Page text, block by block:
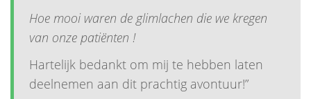
Hoe mooi waren de glimlachen die we kregen
van onze patiënten !
Hartelijk bedankt om mij te hebben laten
deelnemen aan dit prachtig avontuur!”